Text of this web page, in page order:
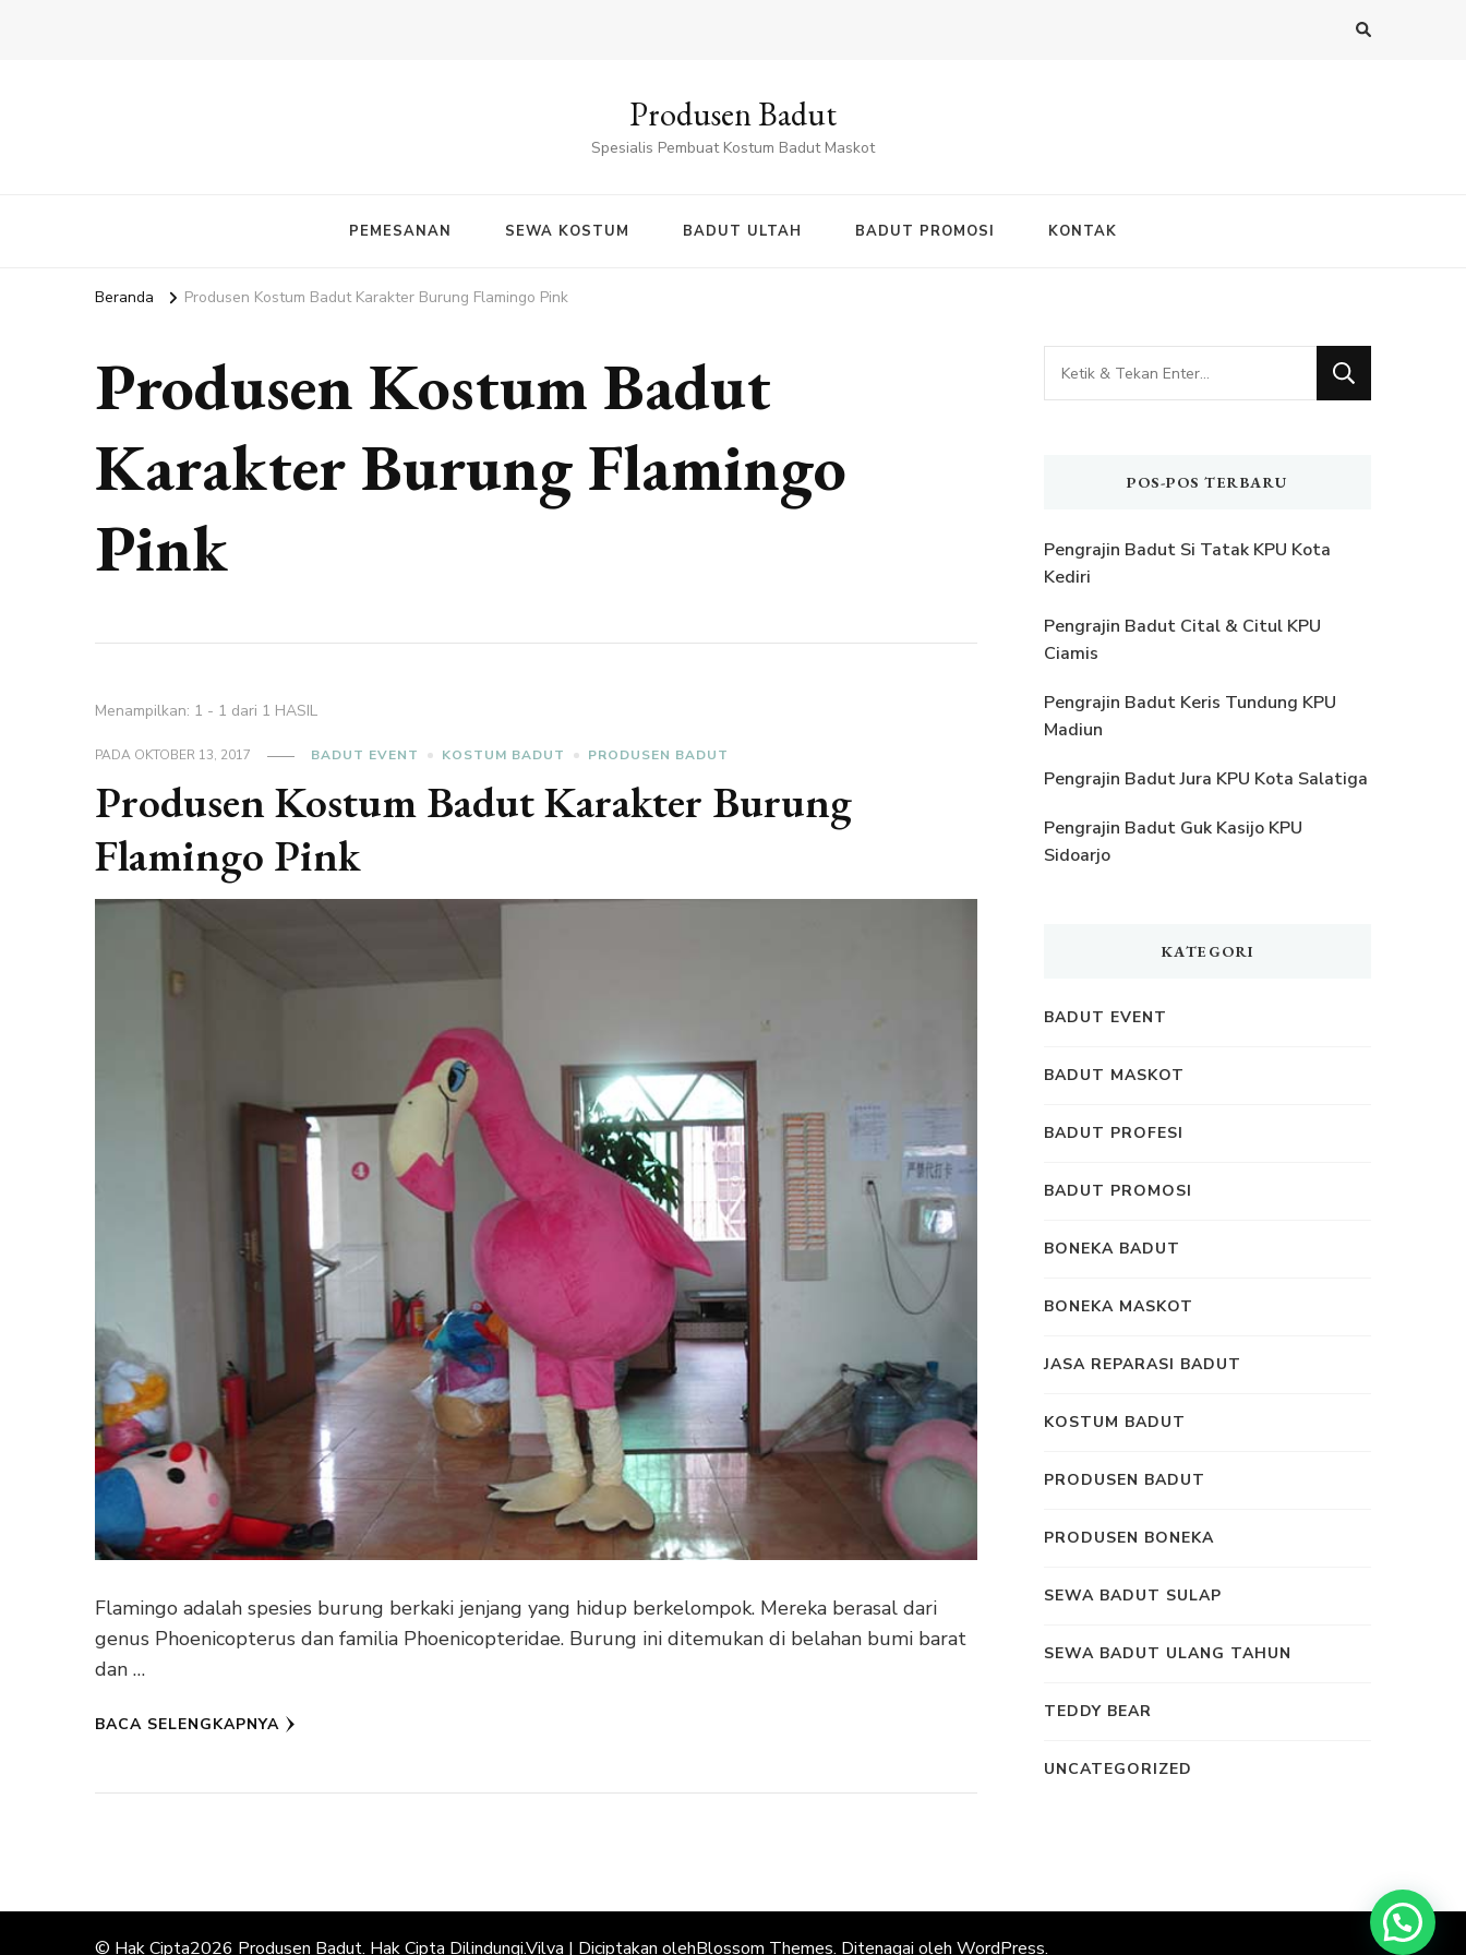
Produsen Badut
Spesialis Pembuat Kostum Badut Maskot
PEMESANAN SEWA KOSTUM BADUT ULTAH BADUT PROMOSI KONTAK
Beranda Produsen Kostum Badut Karakter Burung Flamingo Pink
Produsen Kostum Badut
Karakter Burung Flamingo
Pink
Menampilkan: 1 - 1 dari 1 HASIL
PADA OKTOBER 13, 2017 BADUT EVENT KOSTUM BADUT PRODUSEN BADUT
Produsen Kostum Badut Karakter Burung
Flamingo Pink
Flamingo adalah spesies burung berkaki jenjang yang hidup berkelompok. Mereka berasal dari
genus Phoenicopterus dan familia Phoenicopteridae. Burung ini ditemukan di belahan bumi barat
dan …
BACA SELENGKAPNYA
Mencari
Sesuatu?
POS-POS TERBARU
Pengrajin Badut Si Tatak KPU Kota
Kediri
Pengrajin Badut Cital & Citul KPU
Ciamis
Pengrajin Badut Keris Tundung KPU
Madiun
Pengrajin Badut Jura KPU Kota Salatiga
Pengrajin Badut Guk Kasijo KPU
Sidoarjo
KATEGORI
BADUT EVENT
BADUT MASKOT
BADUT PROFESI
BADUT PROMOSI
BONEKA BADUT
BONEKA MASKOT
JASA REPARASI BADUT
KOSTUM BADUT
PRODUSEN BADUT
PRODUSEN BONEKA
SEWA BADUT SULAP
SEWA BADUT ULANG TAHUN
TEDDY BEAR
UNCATEGORIZED
© Hak Cipta2026 Produsen Badut. Hak Cipta Dilindungi.Vilva | Diciptakan olehBlossom Themes. Ditenagai oleh WordPress.